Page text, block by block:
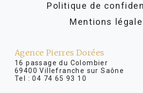
Politique de
Mentions
Agence Pierres Dorées
16 passage du Colombier
69400 Villefranche sur Saône
Tel :04 74 65 93 10